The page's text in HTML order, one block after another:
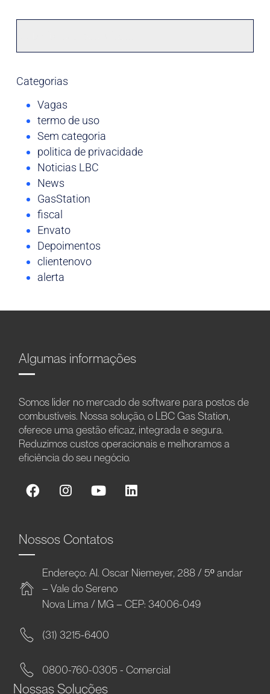
Categorias
Vagas
termo de uso
Sem categoria
politica de privacidade
Noticias LBC
News
GasStation
fiscal
Envato
Depoimentos
clientenovo
alerta
Algumas informações
Somos líder no mercado de software para postos de
combustíveis. Nossa solução, o LBC Gas Station,
oferece uma gestão eficaz, integrada e segura.
Reduzimos custos operacionais e melhoramos a
eficiência do seu negócio.
Nossos Contatos
Endereço: Al. Oscar Niemeyer, 288 / 5º andar
– Vale do Sereno
Nova Lima / MG – CEP: 34006-049
(31) 3215-6400
0800-760-0305 - Comercial
Nossas Soluções